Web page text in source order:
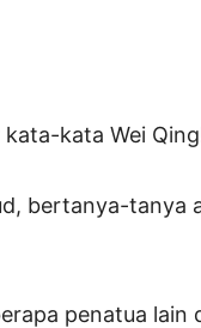
kata Wei
bertanya-tanya
penatua lain